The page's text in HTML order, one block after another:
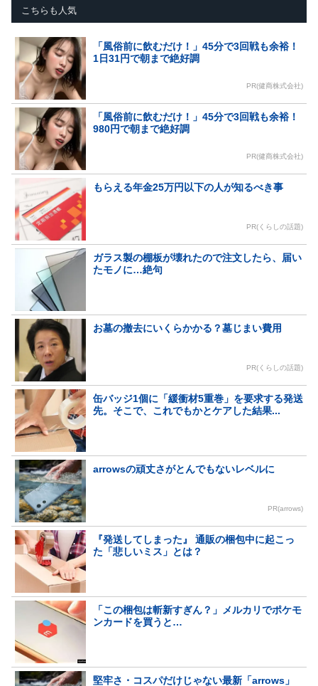
こちらも人気
「風俗前に飲むだけ！」45分で3回戦も余裕！
1日31円で朝まで絶好調
PR(健商株式会社)
「風俗前に飲むだけ！」45分で3回戦も余裕！
980円で朝まで絶好調
PR(健商株式会社)
もらえる年金25万円以下の人が知るべき事
PR(くらしの話題)
ガラス製の棚板が壊れたので注文したら、届い
たモノに…絶句
お墓の撤去にいくらかかる？墓じまい費用
PR(くらしの話題)
缶バッジ1個に「緩衝材5重巻」を要求する発送
先。そこで、これでもかとケアした結果...
arrowsの頑丈さがとんでもないレベルに
PR(arrows)
『発送してしまった』 通販の梱包中に起こっ
た「悲しいミス」とは？
「この梱包は斬新すぎん？」メルカリでポケモ
ンカードを買うと…
堅牢さ・コスパだけじゃない最新「arrows」